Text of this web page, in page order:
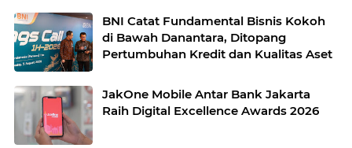
BNI Catat Fundamental Bisnis Kokoh
di Bawah Danantara, Ditopang
Pertumbuhan Kredit dan Kualitas Aset
JakOne Mobile Antar Bank Jakarta
Raih Digital Excellence Awards 2026